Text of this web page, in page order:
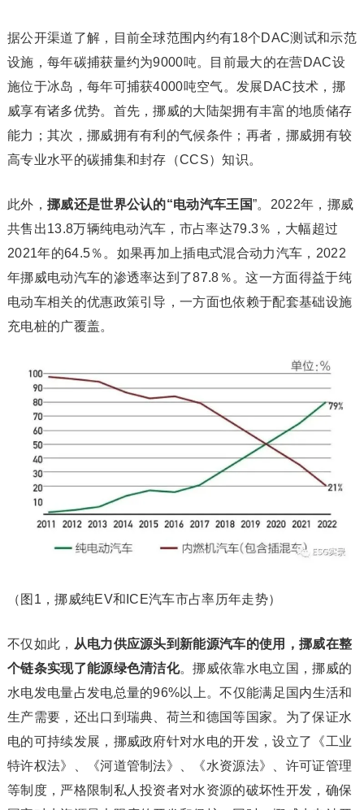
据公开渠道了解，目前全球范围内约有18个DAC测试和示范
设施，每年碳捕获量约为9000吨。目前最大的在营DAC设
施位于冰岛，每年可捕获4000吨空气。发展DAC技术，挪
威享有诸多优势。首先，挪威的大陆架拥有丰富的地质储存
能力；其次，挪威拥有有利的气候条件；再者，挪威拥有较
高专业水平的碳捕集和封存（CCS）知识。
此外， 挪威还是世界公认的“电动汽车王国”。2022年，挪威
共售出13.8万辆纯电动汽车，市占率达79.3％，大幅超过
2021年的64.5％。如果再加上插电式混合动力汽车，2022
年挪威电动汽车的渗透率达到了87.8％。这一方面得益于纯
电动车相关的优惠政策引导，一方面也依赖于配套基础设施
充电桩的广覆盖。
（图1，挪威纯EV和ICE汽车市占率历年走势）
不仅如此， 从电力供应源头到新能源汽车的使用，挪威在整
个链条实现了能源绿色清洁化。挪威依靠水电立国，挪威的
水电发电量占发电总量的96%以上。不仅能满足国内生活和
生产需要，还出口到瑞典、荷兰和德国等国家。为了保证水
电的可持续发展，挪威政府针对水电的开发，设立了《工业
特许权法》、《河道管制法》、《水资源法》、许可证管理
等制度，严格限制私人投资者对水资源的破坏性开发，确保